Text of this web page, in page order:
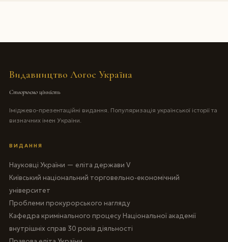
Видавництво Логос Україна
Створюємо цінність
Іміджево-презентаційні видання. Популяризація української історії та
визначних імен України.
ВИДАННЯ
Науковці України — еліта держави V
Київський національний торговельно-економічний
університет
Проблеми прокурорського нагляду
Кафедра кримінального процесу Національної академії
внутрішніх справ 30 років діяльності